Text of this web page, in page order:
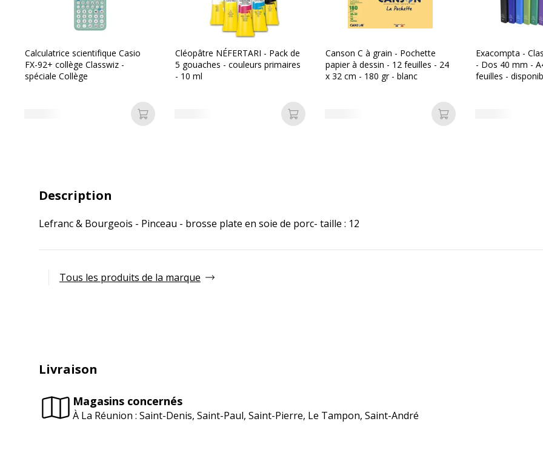
Calculatrice scientifique Casio
FX-92+ collège Classwiz -
spéciale Collège
Ajouter au panier
Cléopâtre NÉFERTARI - Pack de
5 gouaches - couleurs primaires
- 10 ml
Ajouter au panier
Canson C à grain - Pochette
papier à dessin - 12 feuilles - 24
x 32 cm - 180 gr - blanc
Ajouter au panier
Exacompta -
- Dos 40 mm -
feuilles -
Description
Lefranc & Bourgeois - Pinceau - brosse plate en soie de porc- taille : 12
Tous les produits de la marque
Livraison
Magasins concernés
À La Réunion : Saint-Denis, Saint-Paul, Saint-Pierre, Le Tampon, Saint-André